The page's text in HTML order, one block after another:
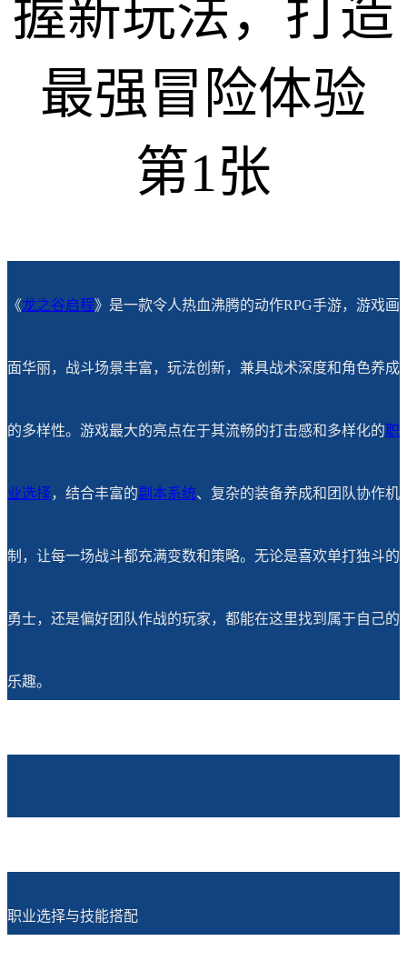
《龙之谷启程》是一款令人热血沸腾的动作RPG手游，游戏画
面华丽，战斗场景丰富，玩法创新，兼具战术深度和角色养成
的多样性。游戏最大的亮点在于其流畅的打击感和多样化的职
业选择，结合丰富的副本系统、复杂的装备养成和团队协作机
制，让每一场战斗都充满变数和策略。无论是喜欢单打独斗的
勇士，还是偏好团队作战的玩家，都能在这里找到属于自己的
乐趣。
职业选择与技能搭配